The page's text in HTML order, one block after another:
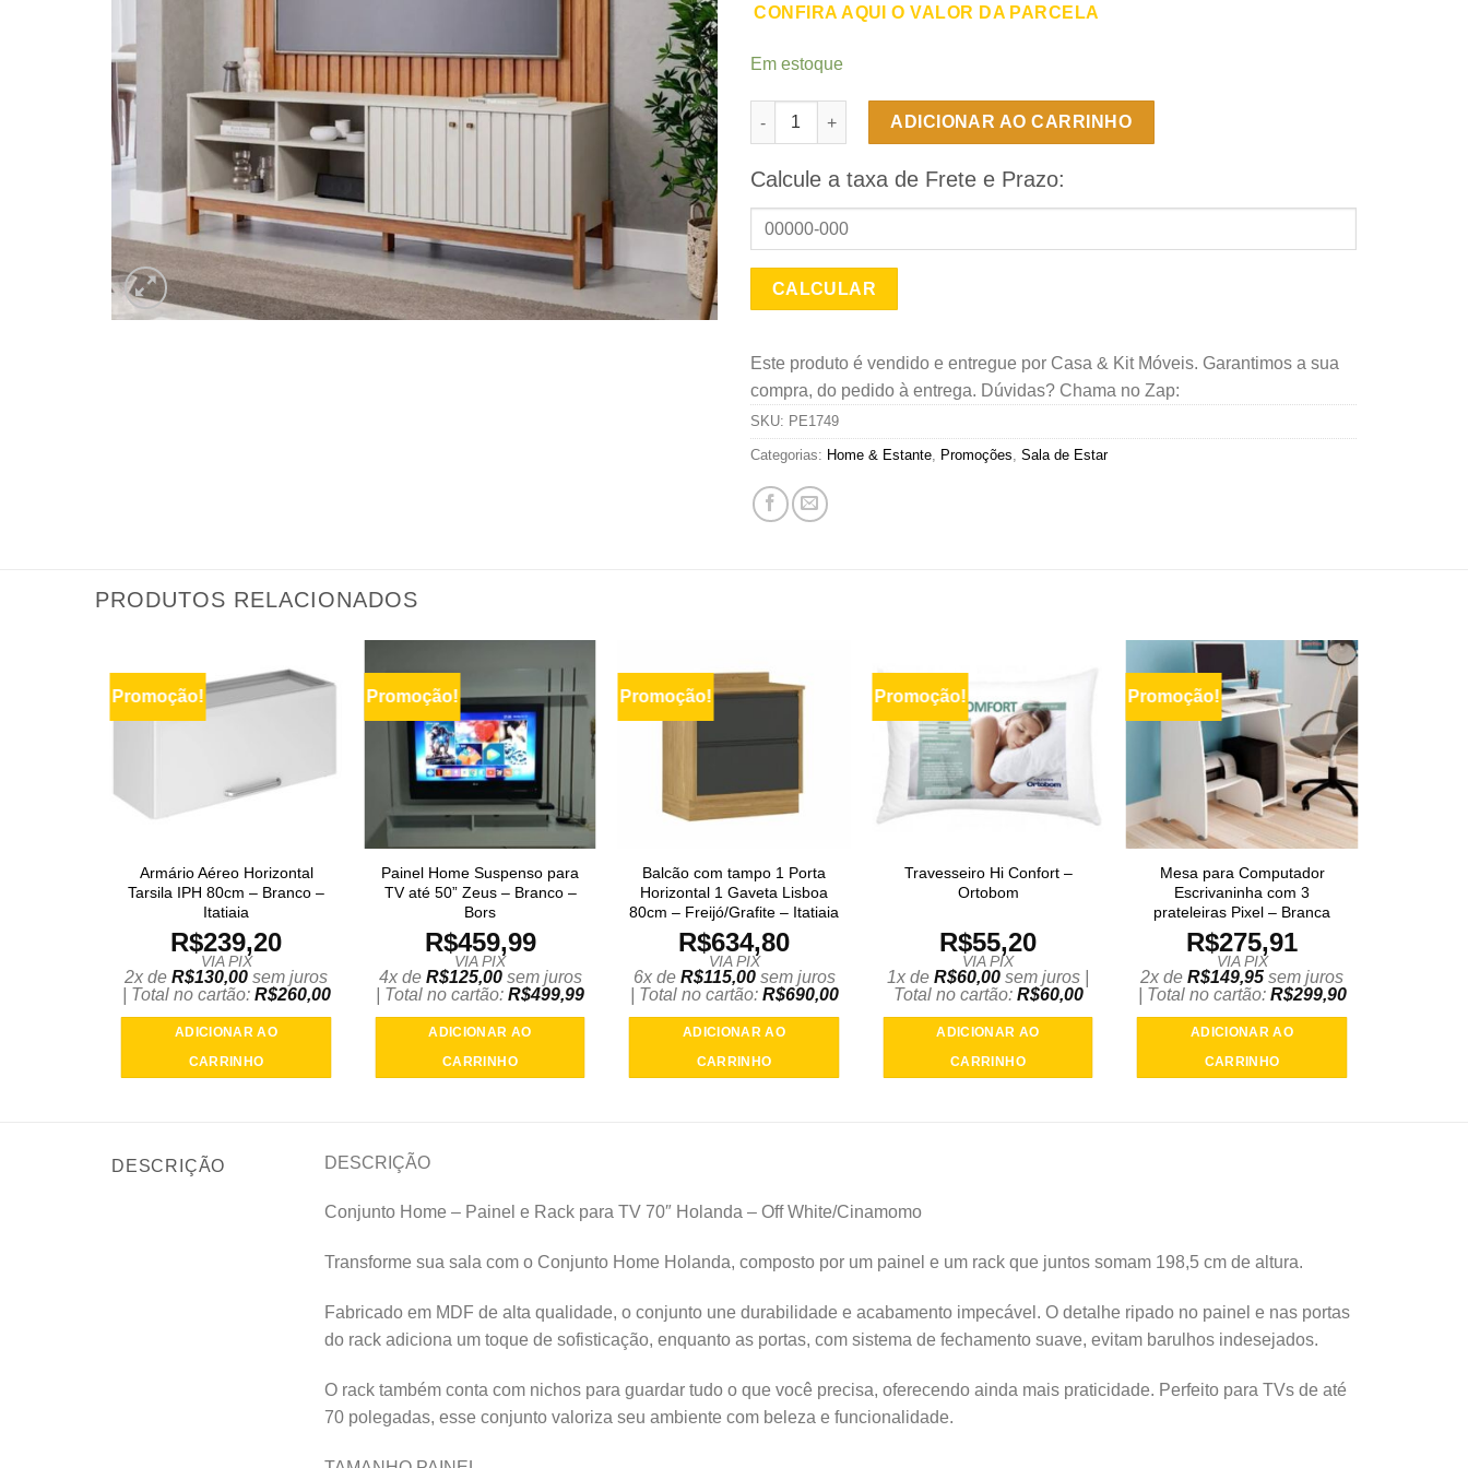
CONFIRA AQUI O VALOR DA PARCELA
Em estoque
Conjunto Home - Painel e Rack para TV 70" Holanda - Off White/Cinamomo - PMB quantidade
ADICIONAR AO CARRINHO
Calcule a taxa de Frete e Prazo:
Este produto é vendido e entregue por Casa & Kit Móveis. Garantimos a sua
compra, do pedido à entrega. Dúvidas? Chama no Zap:
SKU: PE1749
Categorias: Home & Estante Promoções Sala de Estar
PRODUTOS RELACIONADOS
Promoção!
Armário Aéreo Horizontal
Tarsila IPH 80cm – Branco –
Itatiaia
R$239,20
VIA PIX
2x de R$130,00 sem juros
| Total no cartão: R$260,00
ADICIONAR AO
CARRINHO
Promoção!
Painel Home Suspenso para
TV até 50” Zeus – Branco –
Bors
R$459,99
VIA PIX
4x de R$125,00sem juros
| Total no cartão: R$499,99
ADICIONAR AO
CARRINHO
Promoção!
Balcão com tampo 1 Porta
Horizontal 1 Gaveta Lisboa
80cm – Freijó/Grafite – Itatiaia
R$634,80
VIA PIX
6x de R$115,00sem juros
| Total no cartão: R$690,00
ADICIONAR AO
CARRINHO
Promoção!
Travesseiro Hi Confort –
Ortobom
R$55,20
VIA PIX
1x de R$60,00 sem juros |
Total no cartão: R$60,00
ADICIONAR AO
CARRINHO
Promoção!
Mesa para Computador
Escrivaninha com 3
prateleiras Pixel – Branca
R$275,91
VIA PIX
2x de R$149,95 sem juros
| Total no cartão: R$299,90
ADICIONAR AO
CARRINHO
DESCRIÇÃO DESCRIÇÃO
Conjunto Home – Painel e Rack para TV 70″ Holanda – Off White/Cinamomo
Transforme sua sala com o Conjunto Home Holanda, composto por um painel e um rack que juntos somam 198,5 cm de altura.
Fabricado em MDF de alta qualidade, o conjunto une durabilidade e acabamento impecável. O detalhe ripado no painel e nas portas
do rack adiciona um toque de sofisticação, enquanto as portas, com sistema de fechamento suave, evitam barulhos indesejados.
O rack também conta com nichos para guardar tudo o que você precisa, oferecendo ainda mais praticidade. Perfeito para TVs de até
70 polegadas, esse conjunto valoriza seu ambiente com beleza e funcionalidade.